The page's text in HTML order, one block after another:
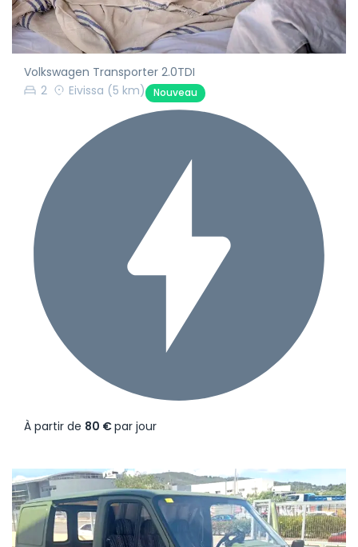
Volkswagen Transporter 2.0TDI
2
Eivissa (5 km) Nouveau
À partir de 80 €par jour